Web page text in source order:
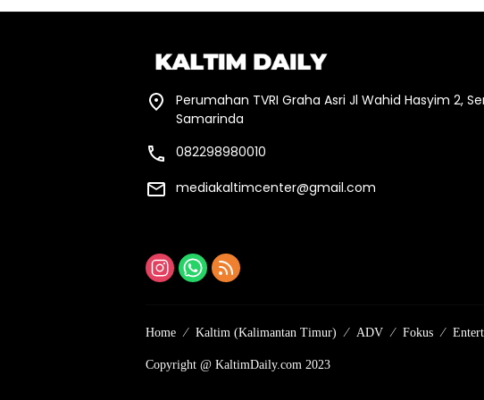
Perumahan TVRI Graha Asri Jl Wahid Hasyim 2,
Samarinda
082298980010
mediakaltimcenter@gmail.com
Home Kaltim (Kalimantan Timur) ADV Fokus
Copyright @ KaltimDaily.com 2023